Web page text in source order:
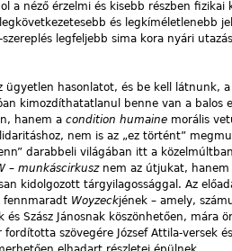
a néző érzelmi és kisebb részben
és legkíméletlenebb
szereplés legfeljebb sima kora nyári
hasonlatot, és be kell látnunk,
kimozdíthatatlanul benne van a balos
hanem a condition humaine morális
nem is az „ez történt”
darabbeli világában itt a
– munkáscirkusznem az útjukat, hanem
kidolgozott tárgyilagossággal. Az
fennmaradt Woyzeckjének – amely,
és Szász Jánosnak köszönhetően,
fordította szövegére József Attila-versek